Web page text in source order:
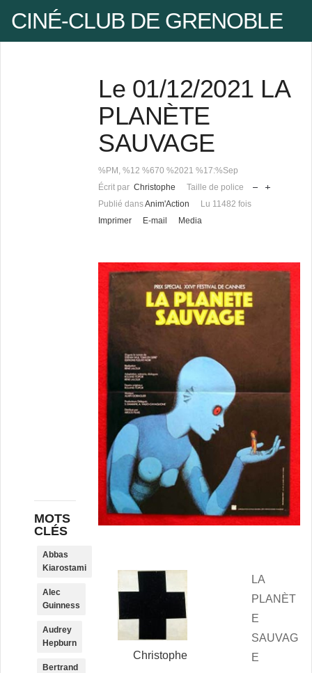
CINÉ-CLUB DE GRENOBLE
Le 01/12/2021 LA
PLANÈTE
SAUVAGE
%PM, %12 %670 %2021 %17:%Sep
Écrit parChristophe
Taille de police
Publié dansAnim'Action
Lu 11482 fois
Imprimer
E-mail Media
Christophe
LA
PLANÈT
E
SAUVAG
E
MOTS
CLÉS
Abbas
Kiarostami
Alec
Guinness
Audrey
Hepburn
Bertrand
Pseudo
Mot de passe
Se rappeler de moi
Mot de passe oublié ?
Pseudo oublié ?